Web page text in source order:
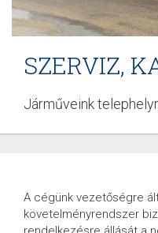
25 ÉVE A
SZERVIZ,
A cégünk vezetőségre
követelményrendszer